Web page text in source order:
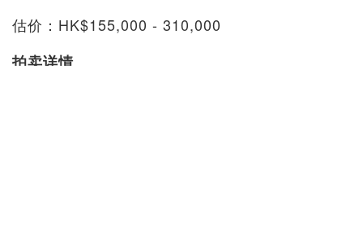
估价：HK$155,000 - 310,000
拍卖详情